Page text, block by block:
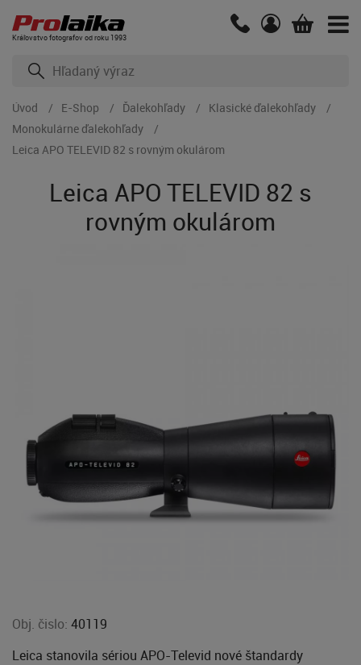
Kráľovstvo fotografov od roku 1993
Úvod E-Shop Ďalekohľady
Klasické ďalekohľady
Monokulárne ďalekohľady
Leica APO TELEVID 82 s rovným okulárom
Leica APO TELEVID 82 s
rovným okulárom
Obj. čislo: 40119
Leica stanovila sériou APO-Televid nové štandardy